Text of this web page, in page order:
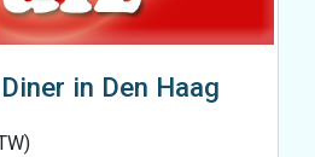
in Den Haag